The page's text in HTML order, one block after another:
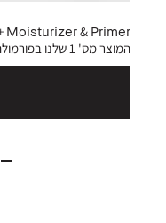
Moisturizer & Primer
המוצר מס' 1 שלנו בפורמולה חדשה